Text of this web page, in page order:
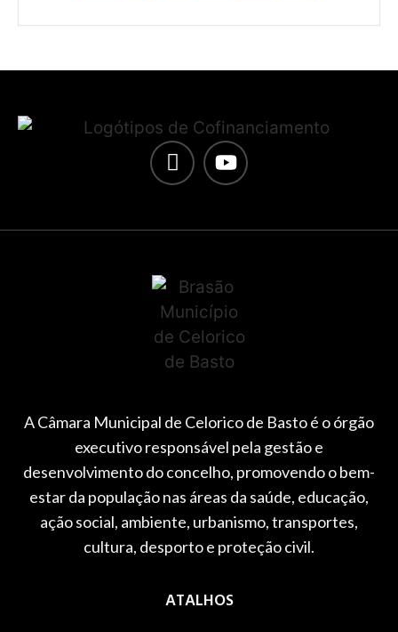
A Câmara Municipal de Celorico de Basto é o órgão
executivo responsável pela gestão e
desenvolvimento do concelho, promovendo o bem-
estar da população nas áreas da saúde, educação,
ação social, ambiente, urbanismo, transportes,
cultura, desporto e proteção civil.
ATALHOS